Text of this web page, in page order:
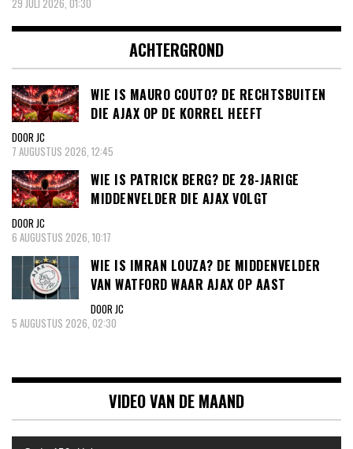
ACHTERGROND
WIE IS MAURO COUTO? DE RECHTSBUITEN
DIE AJAX OP DE KORREL HEEFT
DOOR JC
7 AUGUSTUS 2026, 12:45
WIE IS PATRICK BERG? DE 28-JARIGE
MIDDENVELDER DIE AJAX VOLGT
DOOR JC
6 AUGUSTUS 2026, 10:17
WIE IS IMRAN LOUZA? DE MIDDENVELDER
VAN WATFORD WAAR AJAX OP AAST
DOOR JC
5 AUGUSTUS 2026, 02:30
VIDEO VAN DE MAAND
Videospeler